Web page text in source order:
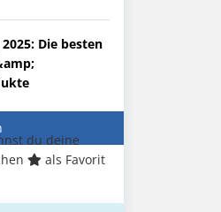
Die besten
du deine
als Favorit